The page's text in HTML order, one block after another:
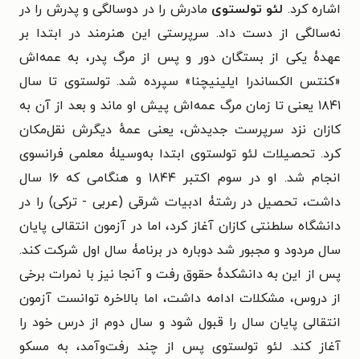
اشاره کرد. لئو تولستوی مادرش را در دوسالگی و پدرش را در
نه‌سالگی از دست داد. سرپرستی این هنرمند در ابتدا بر
عهدۀ یکی از بستگان دور و پس از مرگ پدر، به عمه‌اش
«کنتس الکساندرا ایلینیچنا» سپرده شد. تولستوی تا سال
۱۸۴۱ یعنی تا زمان مرگ عمه‌اش پیش او ماند و بعد از آن به
کازان نزد سرپرست جدیدش، یعنی عمهٔ دیگرش نقل‌مکان
کرد. تحصیلات لئو تولستوی ابتدا به‌وسیلۀ معلمی فرانسوی
انجام شد. او در سوم اکتبر ۱۸۴۴ و هنگامی که ۱۶ سال
داشت، تحصیل در رشتۀ ادبیات شرقی (عربی - ترکی) را در
دانشگاه سلطنتی کازان آغاز کرد، اما در آزمون انتقالی پایان
سال مردود و مجبور شد دوباره در برنامۀ سال اول شرکت کند.
پس از این به دانشکدۀ حقوق رفت و آنجا نیز با نمرات برخی
از دروس، مشکلات ادامه داشت، اما بالاخره توانست آزمون
انتقالی پایان سال را قبول شود و سال دوم از درس خود را
آغاز کند. لئو تولستوی پس از چند رفت‌وآمد، به مسکو